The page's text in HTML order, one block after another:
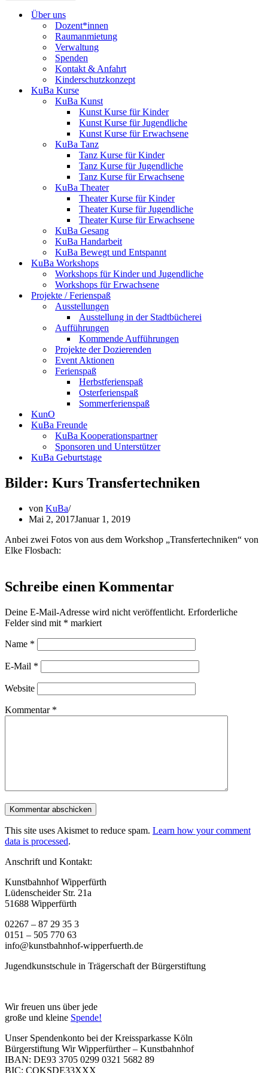
Über uns
Dozent*innen
Raumanmietung
Verwaltung
Spenden
Kontakt & Anfahrt
Kinderschutzkonzept
KuBa Kurse
KuBa Kunst
Kunst Kurse für Kinder
Kunst Kurse für Jugendliche
Kunst Kurse für Erwachsene
KuBa Tanz
Tanz Kurse für Kinder
Tanz Kurse für Jugendliche
Tanz Kurse für Erwachsene
KuBa Theater
Theater Kurse für Kinder
Theater Kurse für Jugendliche
Theater Kurse für Erwachsene
KuBa Gesang
KuBa Handarbeit
KuBa Bewegt und Entspannt
KuBa Workshops
Workshops für Kinder und Jugendliche
Workshops für Erwachsene
Projekte / Ferienspaß
Ausstellungen
Ausstellung in der Stadtbücherei
Aufführungen
Kommende Aufführungen
Projekte der Dozierenden
Event Aktionen
Ferienspaß
Herbstferienspaß
Osterferienspaß
Sommerferienspaß
KunO
KuBa Freunde
KuBa Kooperationspartner
Sponsoren und Unterstützer
KuBa Geburtstage
Bilder: Kurs Transfertechniken
von KuBa
Mai 2, 2017Januar 1, 2019
Anbei zwei Fotos von aus dem Workshop „Transfertechniken“ von
Elke Flosbach:
Schreibe einen Kommentar
Deine E-Mail-Adresse wird nicht veröffentlicht. Erforderliche
Felder sind mit * markiert
Name *
E-Mail *
Website
Kommentar *
This site uses Akismet to reduce spam. Learn how your comment
data is processed.
Anschrift und Kontakt:
Kunstbahnhof Wipperfürth
Lüdenscheider Str. 21a
51688 Wipperfürth
02267 – 87 29 35 3
0151 – 505 770 63
info@kunstbahnhof-wipperfuerth.de
Jugendkunstschule in Trägerschaft der Bürgerstiftung
Wir freuen uns über jede
große und kleine Spende!
Unser Spendenkonto bei der Kreissparkasse Köln
Bürgerstiftung Wir Wipperfürther – Kunstbahnhof
IBAN: DE93 3705 0299 0321 5682 89
BIC: COKSDE33XXX